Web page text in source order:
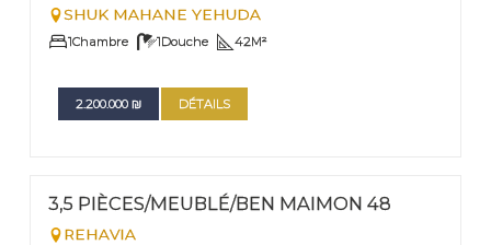
SHUK MAHANE YEHUDA
1Chambre 1Douche 42M²
2.200.000 ₪ DÉTAILS
EXCLUSIVITÉ
3,5 PIÈCES/MEUBLÉ/BEN MAIMON 48
REHAVIA